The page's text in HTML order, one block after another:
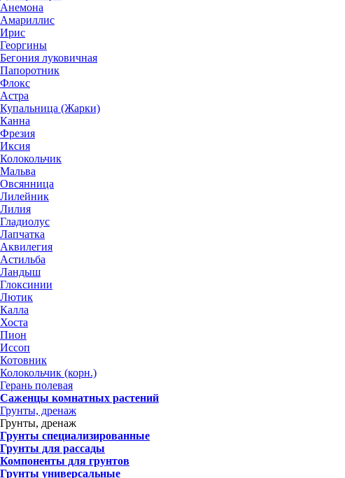
Анемона
Амариллис
Ирис
Георгины
Бегония луковичная
Папоротник
Флокс
Астра
Купальница (Жарки)
Канна
Фрезия
Иксия
Колокольчик
Мальва
Овсянница
Лилейник
Лилия
Гладиолус
Лапчатка
Аквилегия
Астильба
Ландыш
Глоксинии
Лютик
Калла
Хоста
Пион
Иссоп
Котовник
Колокольчик (корн.)
Герань полевая
Саженцы комнатных растений
Грунты, дренаж
Грунты, дренаж
Грунты специализированные
Грунты для рассады
Компоненты для грунтов
Грунты универсальные